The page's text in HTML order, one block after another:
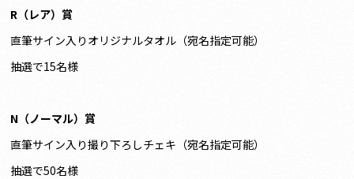
R（レア）賞
直筆サイン入りオリジナルタオル（宛名指定可能）
抽選で15名様
N（ノーマル）賞
直筆サイン入り撮り下ろしチェキ（宛名指定可能）
抽選で50名様